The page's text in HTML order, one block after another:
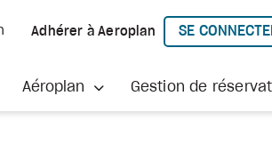
Adhérer à Aeroplan
SE
À
Aéroplan Gestion de